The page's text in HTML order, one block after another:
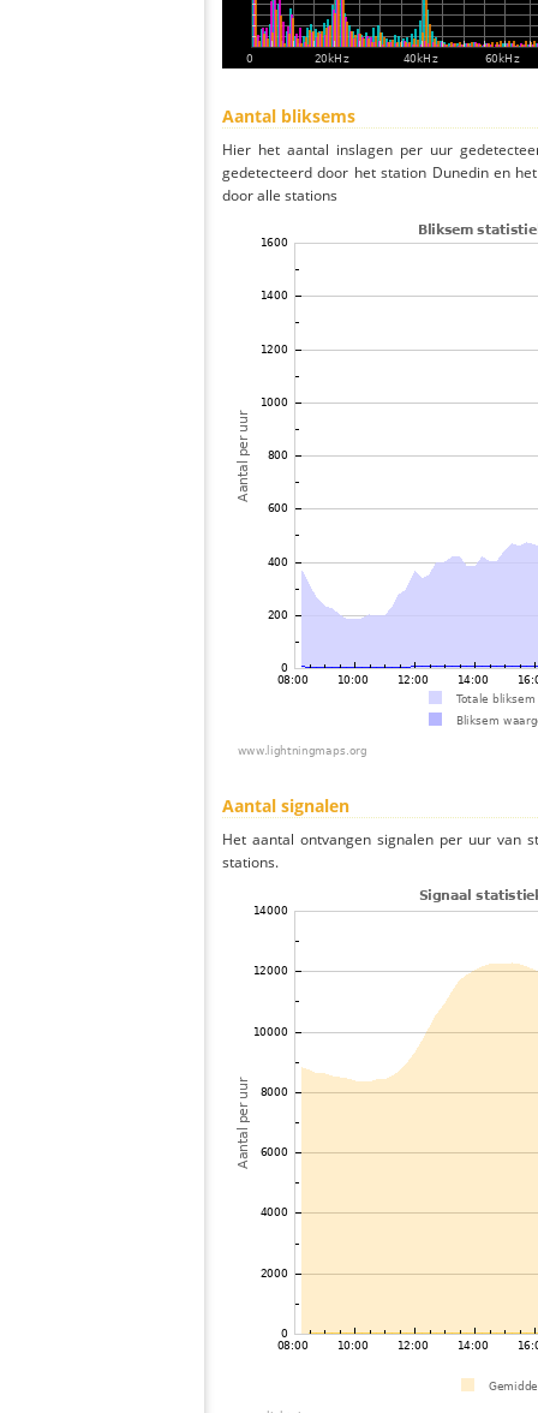
Aantal bliksems
Hier het aantal inslagen per uur
gedetecteerd door het station Dunedin en
door alle stations
Aantal signalen
Het aantal ontvangen signalen per uur van
stations.